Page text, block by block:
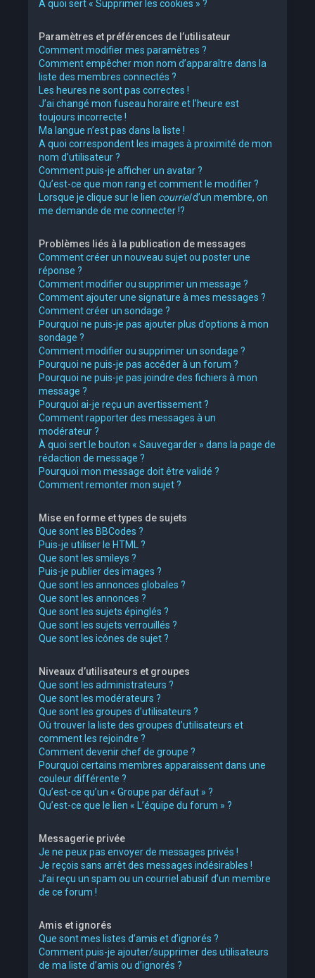
À quoi sert « Supprimer les cookies » ?
Paramètres et préférences de l’utilisateur
Comment modifier mes paramètres ?
Comment empêcher mon nom d’apparaître dans la
liste des membres connectés ?
Les heures ne sont pas correctes !
J’ai changé mon fuseau horaire et l’heure est
toujours incorrecte !
Ma langue n’est pas dans la liste !
A quoi correspondent les images à proximité de mon
nom d’utilisateur ?
Comment puis-je afficher un avatar ?
Qu’est-ce que mon rang et comment le modifier ?
Lorsque je clique sur le lien courrield’un membre, on
me demande de me connecter !?
Problèmes liés à la publication de messages
Comment créer un nouveau sujet ou poster une
réponse ?
Comment modifier ou supprimer un message ?
Comment ajouter une signature à mes messages ?
Comment créer un sondage ?
Pourquoi ne puis-je pas ajouter plus d’options à mon
sondage ?
Comment modifier ou supprimer un sondage ?
Pourquoi ne puis-je pas accéder à un forum ?
Pourquoi ne puis-je pas joindre des fichiers à mon
message ?
Pourquoi ai-je reçu un avertissement ?
Comment rapporter des messages à un
modérateur ?
À quoi sert le bouton « Sauvegarder » dans la page de
rédaction de message ?
Pourquoi mon message doit être validé ?
Comment remonter mon sujet ?
Mise en forme et types de sujets
Que sont les BBCodes ?
Puis-je utiliser le HTML ?
Que sont les smileys ?
Puis-je publier des images ?
Que sont les annonces globales ?
Que sont les annonces ?
Que sont les sujets épinglés ?
Que sont les sujets verrouillés ?
Que sont les icônes de sujet ?
Niveaux d’utilisateurs et groupes
Que sont les administrateurs ?
Que sont les modérateurs ?
Que sont les groupes d’utilisateurs ?
Où trouver la liste des groupes d’utilisateurs et
comment les rejoindre ?
Comment devenir chef de groupe ?
Pourquoi certains membres apparaissent dans une
couleur différente ?
Qu’est-ce qu’un « Groupe par défaut » ?
Qu’est-ce que le lien « L’équipe du forum » ?
Messagerie privée
Je ne peux pas envoyer de messages privés !
Je reçois sans arrêt des messages indésirables !
J’ai reçu un spam ou un courriel abusif d’un membre
de ce forum !
Amis et ignorés
Que sont mes listes d’amis et d’ignorés ?
Comment puis-je ajouter/supprimer des utilisateurs
de ma liste d’amis ou d’ignorés ?